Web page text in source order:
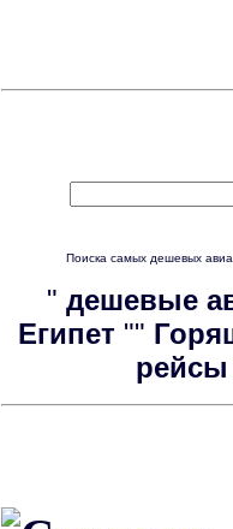
Поиска самых дешевых
" дешевые
Египет ""